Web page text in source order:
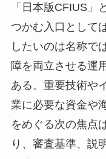
「日本版CFIUS」
つかむ入口として
したいのは名称で
障を両立させる運
ある。重要技術や
業に必要な資金や
をめぐる次の焦点
り、審査基準、説